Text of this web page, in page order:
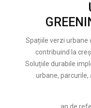
Spațiile verzi urbane
contribuind la
Soluțiile durabile
urbane, parcurile,